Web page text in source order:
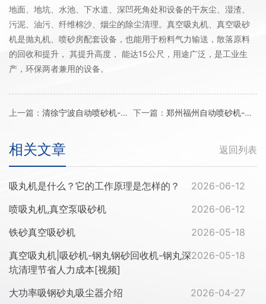
地面、地坑、水池、下水道、深凹死角处和设备的干灰尘、湿渣、
污泥、油污、纤维棉沙、烟尘的除尘清理。真空吸丸机、真空吸砂
机是抛丸机、喷砂房配套设备，也能用于粉料气力输送，散落原料
的回收和提升， 其提升高度， 能达15公尺，用途广泛，是工业生
产，环保两者兼用的设备。
上一篇： 清徐宁波自动喷砂机-头盔去毛刺表面处理喷砂机-喷砂机喷砂 下一篇： 郑州福州自动喷砂机-木材实木打砂处理滚轴喷砂机-表面清理
返回列表
相关文章
2026-06-12
吸丸机是什么？它的工作原理是怎样的？
2026-06-12
喷吸丸机,真空泵吸砂机
2026-05-18
铁砂真空吸砂机
2026-05-18
真空吸丸机|吸砂机-钢丸钢砂回收机-钢丸深
坑清理节省人力成本[视频]
2026-04-27
大功率吸钢砂丸吸尘器介绍